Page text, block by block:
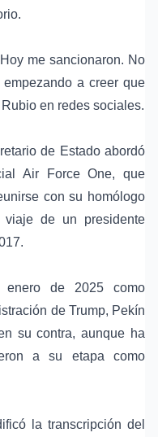
me sancionaron. No
a creer que
en redes sociales.
de Estado abordó
Air Force One, que
con su homólogo
de un presidente
.
enero de 2025 como
de Trump, Pekín
su contra, aunque ha
a su etapa como
la transcripción del